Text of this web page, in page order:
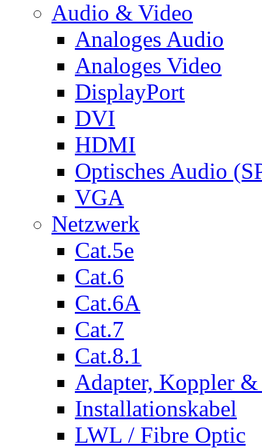
Audio & Video
Analoges Audio
Analoges Video
DisplayPort
DVI
HDMI
Optisches Audio
VGA
Netzwerk
Cat.5e
Cat.6
Cat.6A
Cat.7
Cat.8.1
Adapter, Koppler &
Installationskabel
LWL / Fibre Optic